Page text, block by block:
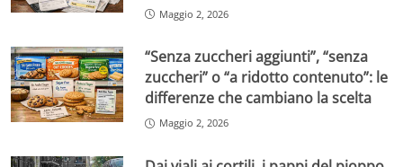
Maggio 2, 2026
“Senza zuccheri aggiunti”, “senza
zuccheri” o “a ridotto contenuto”: le
differenze che cambiano la scelta
Maggio 2, 2026